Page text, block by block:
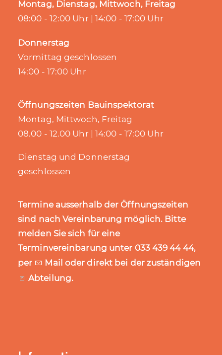
Montag, Dienstag, Mittwoch, Freitag
08:00 - 12:00 Uhr | 14:00 - 17:00 Uhr
Donnerstag
Vormittag geschlossen
14:00 - 17:00 Uhr
Öffnungszeiten Bauinspektorat
Montag, Mittwoch, Freitag
08.00 - 12.00 Uhr | 14:00 - 17:00 Uhr
Dienstag und Donnerstag
geschlossen
Termine ausserhalb der Öffnungszeiten
sind nach Vereinbarung möglich. Bitte
melden Sie sich für eine
Terminvereinbarung unter 033 439 44 44,
per
Mail oder direkt bei der zuständigen
Abteilung.